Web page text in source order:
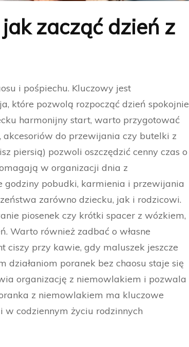
zacząć dzień z
i pośpiechu. Kluczowy jest
które pozwolą rozpocząć dzień spokojnie
harmonijny start, warto przygotować
do przewijania czy butelki z
piersią) pozwoli oszczędzić cenny czas o
w organizacji dnia z
godziny pobudki, karmienia i przewijania
zarówno dziecku, jak i rodzicowi.
piosenek czy krótki spacer z wózkiem,
Warto również zadbać o własne
ciszy przy kawie, gdy maluszek jeszcze
działaniom poranek bez chaosu staje się
organizację z niemowlakiem i pozwala
z niemowlakiem ma kluczowe
codziennym życiu rodzinnych